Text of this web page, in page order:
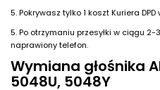
5. Pokrywasz tylko 1 koszt Kuriera
5. Po otrzymaniu przesyłki w ciągu
naprawiony telefon.
Wymiana głośnika
5048U, 5048Y